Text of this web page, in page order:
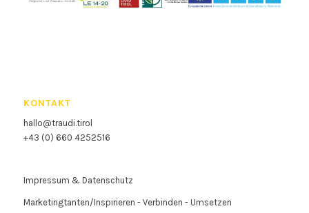
KONTAKT
hallo@traudi.tirol
+43 (0) 660 4252516
Impressum & Datenschutz
Marketingtanten/Inspirieren - Verbinden - Umsetzen